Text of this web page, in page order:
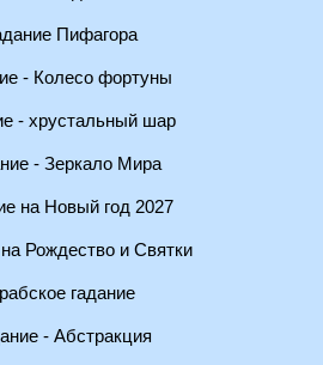
Пифагора
- Колесо фортуны
- хрустальный шар
- Зеркало Мира
на Новый год 2027
Рождество и Святки
гадание
- Абстракция